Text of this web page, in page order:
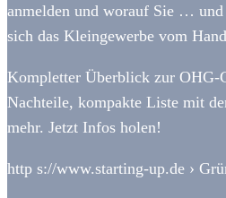
anmelden und worauf Sie …
sich das Kleingewerbe vom
Kompletter Überblick zur OHG-
Nachteile, kompakte Liste mit
mehr. Jetzt Infos holen!
http s://www.starting-up.de ›